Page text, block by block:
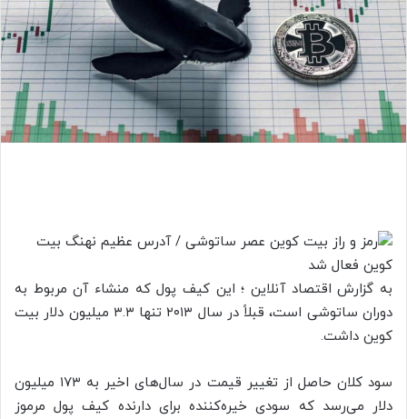
به گزارش اقتصاد آنلاین ؛ این کیف پول که منشاء آن مربوط به
دوران ساتوشی است، قبلاً در سال ۲۰۱۳ تنها ۳.۳ میلیون دلار بیت
کوین داشت.
سود کلان حاصل از تغییر قیمت در سال‌های اخیر به ۱۷۳ میلیون
دلار می‌رسد که سودی خیره‌کننده برای دارنده کیف پول مرموز